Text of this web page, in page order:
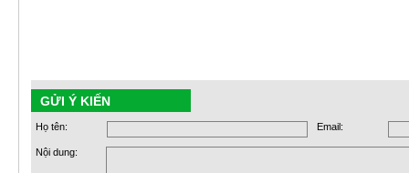
GỬI Ý KIẾN
Họ tên: Email:
Nội dung: